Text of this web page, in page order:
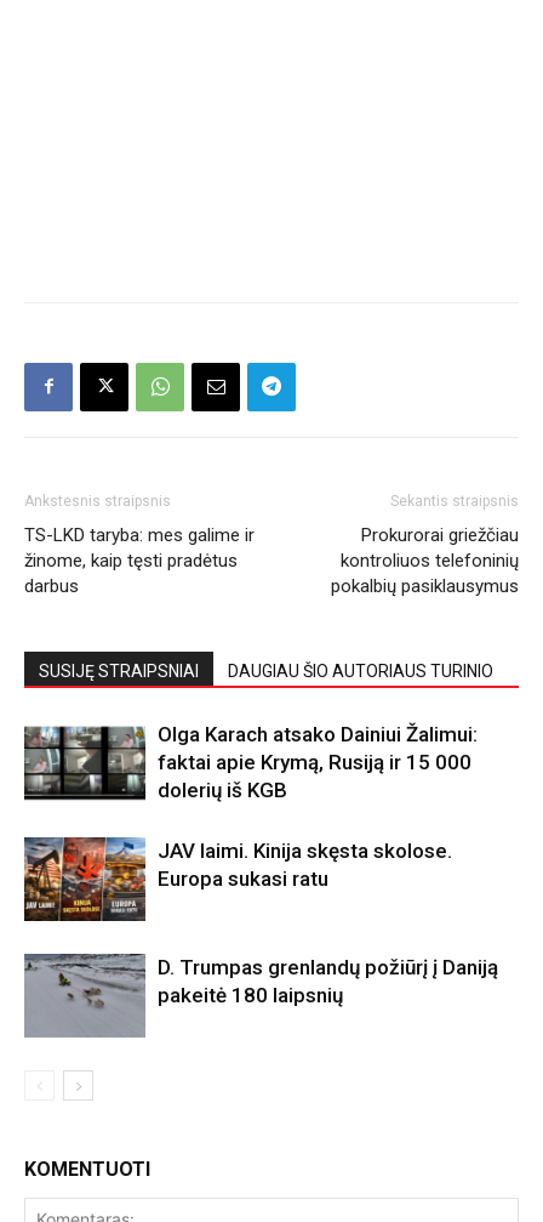
Ankstesnis straipsnis
TS-LKD taryba: mes galime ir
žinome, kaip tęsti pradėtus
darbus
Sekantis straipsnis
Prokurorai griežčiau
kontroliuos telefoninių
pokalbių pasiklausymus
SUSIJĘ STRAIPSNIAI DAUGIAU ŠIO AUTORIAUS TURINIO
Olga Karach atsako Dainiui Žalimui:
faktai apie Krymą, Rusiją ir 15 000
dolerių iš KGB
JAV laimi. Kinija skęsta skolose.
Europa sukasi ratu
D. Trumpas grenlandų požiūrį į Daniją
pakeitė 180 laipsnių
KOMENTUOTI